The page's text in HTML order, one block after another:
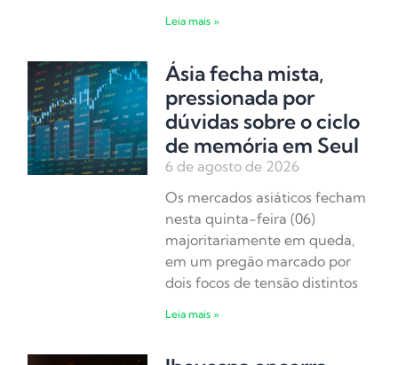
Leia mais »
Ásia fecha mista,
pressionada por
dúvidas sobre o ciclo
de memória em Seul
6 de agosto de 2026
Os mercados asiáticos fecham
nesta quinta-feira (06)
majoritariamente em queda,
em um pregão marcado por
dois focos de tensão distintos
Leia mais »